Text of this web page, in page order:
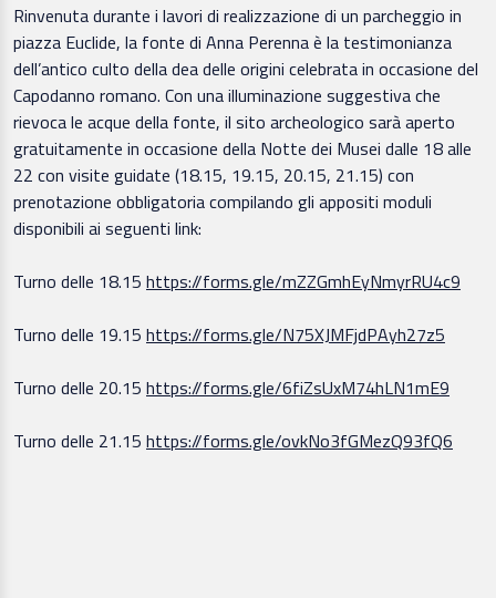
Rinvenuta durante i lavori di realizzazione di un parcheggio in
piazza Euclide, la fonte di Anna Perenna è la testimonianza
dell’antico culto della dea delle origini celebrata in occasione del
Capodanno romano. Con una illuminazione suggestiva che
rievoca le acque della fonte, il sito archeologico sarà aperto
gratuitamente in occasione della Notte dei Musei dalle 18 alle
22 con visite guidate (18.15, 19.15, 20.15, 21.15) con
prenotazione obbligatoria compilando gli appositi moduli
disponibili ai seguenti link:
Turno delle 18.15 https://forms.gle/mZZGmhEyNmyrRU4c9
Turno delle 19.15 https://forms.gle/N75XJMFjdPAyh27z5
Turno delle 20.15 https://forms.gle/6fiZsUxM74hLN1mE9
Turno delle 21.15 https://forms.gle/ovkNo3fGMezQ93fQ6